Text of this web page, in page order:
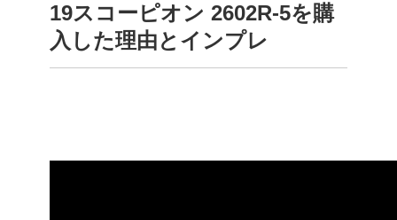
19スコーピオン 2602R-5を購
入した理由とインプレ